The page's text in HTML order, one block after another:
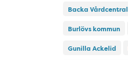
Backa Vårdcentral
Burlövs kommun
Gunilla Ackelid